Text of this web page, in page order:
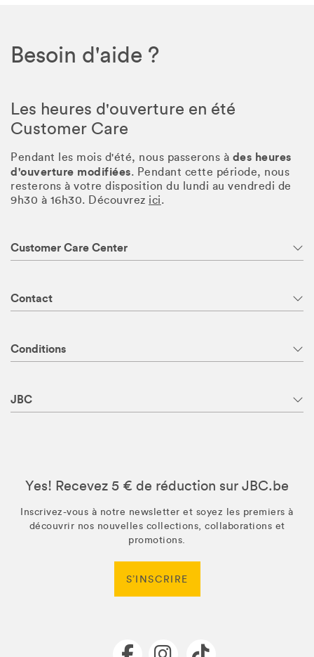
Besoin d'aide ?
Les heures d'ouverture en été
Customer Care
Pendant les mois d'été, nous passerons à des heures
d'ouverture modifiées. Pendant cette période, nous
resterons à votre disposition du lundi au vendredi de
9h30 à 16h30. Découvrez ici.
Customer Care Center
Contact
Conditions
JBC
Yes! Recevez 5 € de réduction sur JBC.be
Inscrivez-vous à notre newsletter et soyez les premiers à
découvrir nos nouvelles collections, collaborations et
promotions.
S’INSCRIRE